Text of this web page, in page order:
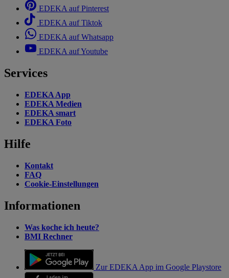
EDEKA auf Pinterest
EDEKA auf Tiktok
EDEKA auf Whatsapp
EDEKA auf Youtube
Services
EDEKA App
EDEKA Medien
EDEKA smart
EDEKA Foto
Hilfe
Kontakt
FAQ
Cookie-Einstellungen
Informationen
Was koche ich heute?
BMI Rechner
Zur EDEKA App im Google Playstore